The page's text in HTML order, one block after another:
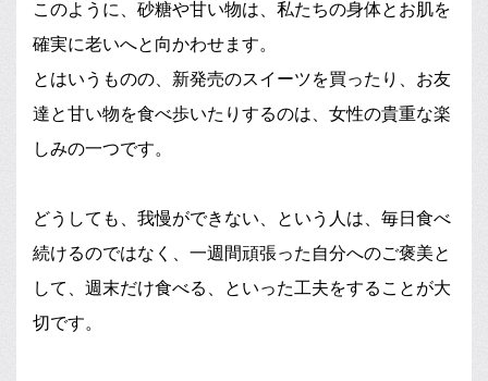
このように、砂糖や甘い物は、私たちの身体とお肌を
確実に老いへと向かわせます。
とはいうものの、新発売のスイーツを買ったり、お友
達と甘い物を食べ歩いたりするのは、女性の貴重な楽
しみの一つです。
どうしても、我慢ができない、という人は、毎日食べ
続けるのではなく、一週間頑張った自分へのご褒美と
して、週末だけ食べる、といった工夫をすることが大
切です。